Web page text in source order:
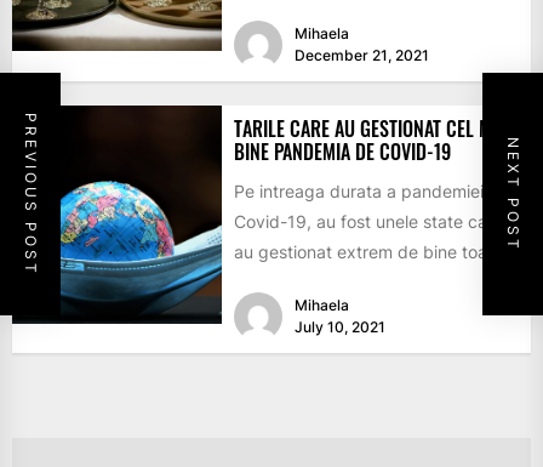
PREVIOUS POST NEXT POST
Mihaela
December 21, 2021
TARILE CARE AU GESTIONAT CEL MAI
BINE PANDEMIA DE COVID-19
Pe intreaga durata a pandemiei de
Covid-19, au fost unele state care
au gestionat extrem de bine toata
Mihaela
July 10, 2021